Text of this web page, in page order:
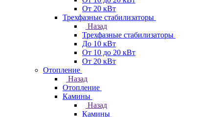
От 20 кВт
Трехфазные стабилизаторы
Назад
Трехфазные стабилизаторы
До 10 кВт
От 10 до 20 кВт
От 20 кВт
Отопление
Назад
Отопление
Камины
Назад
Камины